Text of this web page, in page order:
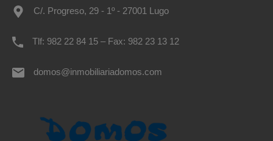
C/. Progreso, 29 - 1º - 27001 Lugo
Tlf: 982 22 84 15 – Fax: 982 23 13 12
domos@inmobiliariadomos.com